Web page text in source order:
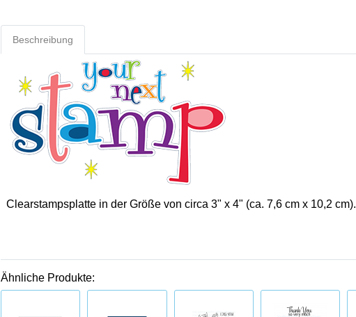
Beschreibung
Clearstampsplatte in der Größe von circa 3" x 4" (ca. 7,6 cm x 10,2 cm).
Ähnliche Produkte: